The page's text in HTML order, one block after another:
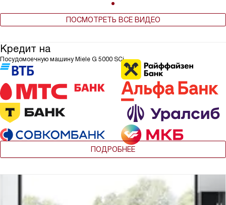
ПОСМОТРЕТЬ ВСЕ ВИДЕО
Кредит на
Посудомоечную машину Miele G 5000 SCi
ПОДРОБНЕЕ